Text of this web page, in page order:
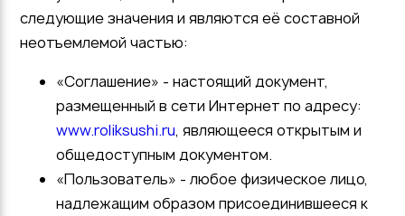
следующие значения и являются её составной
неотъемлемой частью:
«Соглашение» - настоящий документ,
размещенный в сети Интернет по адресу:
www.roliksushi.ru, являющееся открытым и
общедоступным документом.
«Пользователь» - любое физическое лицо,
надлежащим образом присоединившееся к